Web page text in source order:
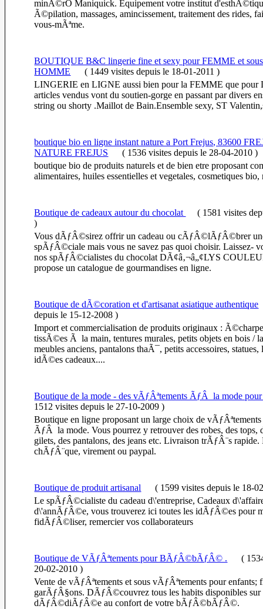
minÃ©rO Maniquick. Equipement votre institut
Ã©pilation, massages, amincissement, traitement des rides,
vous-mÃªme.
BOUTIQUE B&C lingerie fine et sexy pour FEMME et
HOMME ( 1449 visitesdepuis le 18-01-2011 )
LINGERIE en LIGNE aussi bien pour la FEMME que
articles vendus vont du soutien-gorge en passant par divers
string ou shorty .Maillot de Bain.Ensemble sexy, ST
boutique bio en ligne instant nature a Port Frejus, 83600
NATURE FREJUS ( 1536 visitesdepuis le 28-04-2010 )
boutique bio de produits naturels et de bien etre proposant
alimentaires, huiles essentielles et vegetales, cosmetiques
Boutique de cadeaux autour du chocolat ( 1581 visites
)
Vous dÃƒÂ©sirez offrir un cadeau ou cÃƒÂ©lÃƒÂ©brer
spÃƒÂ©ciale mais vous ne savez pas quoi choisir. Laissez-
nos spÃƒÂ©cialistes du chocolat DÃ¢â‚¬â„¢LYS
propose un catalogue de gourmandises en ligne.
Boutique de dÃ©coration et d'artisanat asiatique authentique
depuis le 15-12-2008 )
Import et commercialisation de produits originaux :
tissÃ©es Ã la main, tentures murales, petits objets en bois /
meubles anciens, pantalons thaÃ¯, petits accessoires, statues,
idÃ©es cadeaux....
Boutique de la mode - des vÃƒÂªtements ÃƒÂ la mode pour
1512 visitesdepuis le 27-10-2009 )
Boutique en ligne proposant un large choix de
ÃƒÂ la mode. Vous pourrez y retrouver des robes, des tops,
gilets, des pantalons, des jeans etc. Livraison trÃƒÂ¨s rapide.
chÃƒÂ¨que, virement ou paypal.
Boutique de produit artisanal ( 1599 visitesdepuis le 18-
Le spÃƒÂ©cialiste du cadeau d\'entreprise, Cadeaux
d\'annÃƒÂ©e, vous trouverez ici toutes les idÃƒÂ©es pour
fidÃƒÂ©liser, remercier vos collaborateurs
Boutique de VÃƒÂªtements pour BÃƒÂ©bÃƒÂ© . (
20-02-2010 )
Vente de vÃƒÂªtements et sous vÃƒÂªtements pour enfants;
garÃƒÂ§ons. DÃƒÂ©couvrez tous les habits disponibles sur
dÃƒÂ©diÃƒÂ©e au confort de votre bÃƒÂ©bÃƒÂ©.